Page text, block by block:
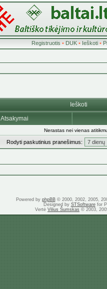
Registruotis • DUK• Ieškoti•
Ieškoti
Atsakymai
Nerastas nei vienas
Rodyti paskutinius pranešimus:
Powered by phpBB© 2000, 2002, 2005,
Designed by STSoftwarefor
Vertė Vilius Šumskas © 2003,